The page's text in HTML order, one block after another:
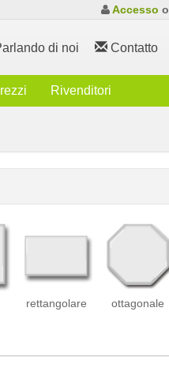
Accesso o
di noi Contatto
Rivenditori
rettangolare ottagonale